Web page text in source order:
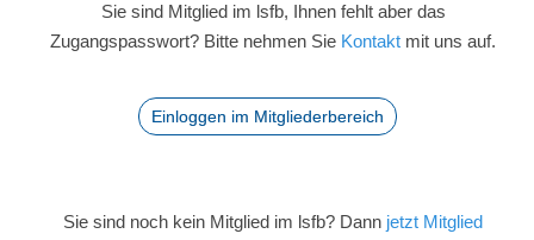
Sie sind Mitglied im lsfb, Ihnen fehlt aber das
Zugangspasswort? Bitte nehmen Sie Kontakt mit uns auf.
Einloggen im Mitgliederbereich
Sie sind noch kein Mitglied im lsfb? Dann jetzt Mitglied